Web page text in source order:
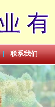
联系我们